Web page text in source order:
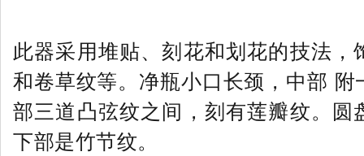
此器采用堆贴、刻花和划花的技法，
和卷草纹等。净瓶小口长颈，中部 附
部三道凸弦纹之间，刻有莲瓣纹。圆
下部是竹节纹。